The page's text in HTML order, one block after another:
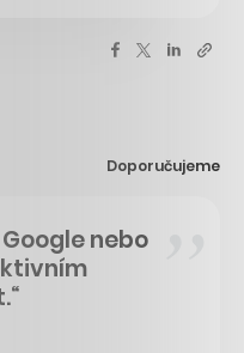
Doporučujeme
nebo